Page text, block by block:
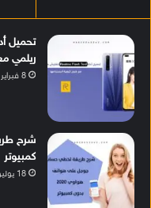
ريلمي
8 فبراير 2026
شرح
كمبيوتر
18 يوليو 2025